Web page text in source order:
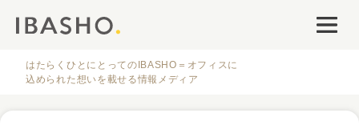
ファシリティナレッジ
はたらくひとにとってのIBASHO＝オフィスに
込められた想いを載せる情報メディア